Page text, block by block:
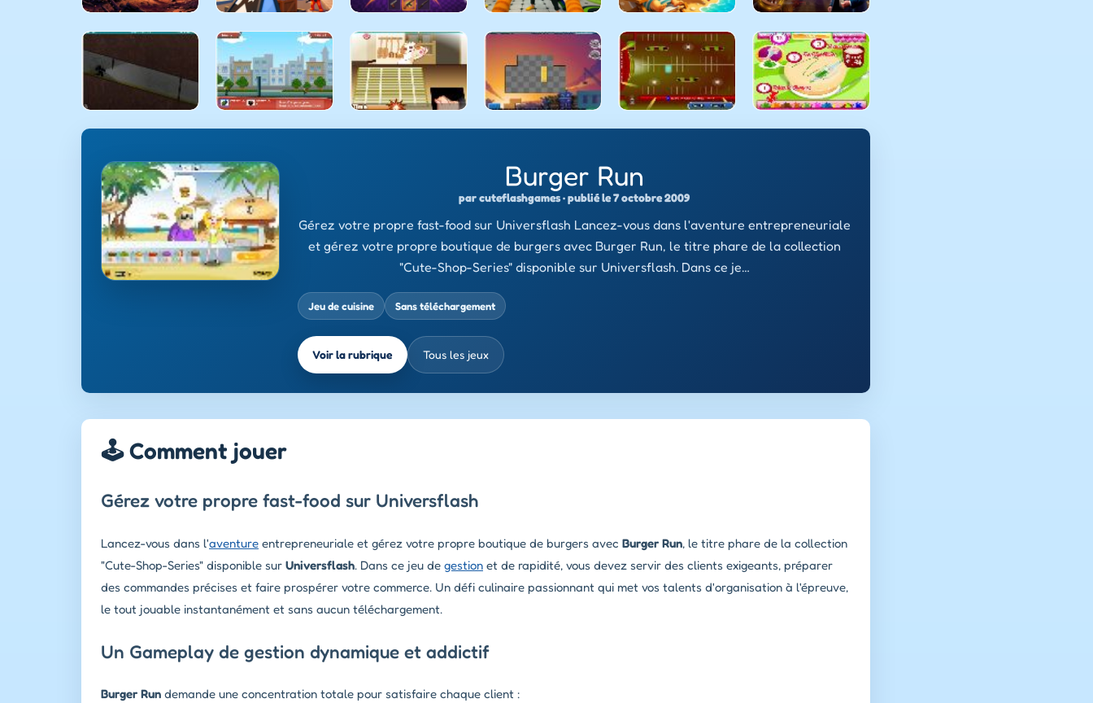
Burger Run
par cuteflashgames · publié le 7 octobre 2009
Gérez votre propre fast-food sur Universflash Lancez-vous dans l'aventure entrepreneuriale
et gérez votre propre boutique de burgers avec Burger Run, le titre phare de la collection
"Cute-Shop-Series" disponible sur Universflash. Dans ce je…
Jeu de cuisine Sans téléchargement
Voir la rubrique Tous les jeux
🕹️ Comment jouer
Gérez votre propre fast-food sur Universflash
Lancez-vous dans l'aventure entrepreneuriale et gérez votre propre boutique de burgers avec Burger Run, le titre phare de la collection
"Cute-Shop-Series" disponible sur Universflash. Dans ce jeu de gestion et de rapidité, vous devez servir des clients exigeants, préparer
des commandes précises et faire prospérer votre commerce. Un défi culinaire passionnant qui met vos talents d'organisation à l'épreuve,
le tout jouable instantanément et sans aucun téléchargement.
Un Gameplay de gestion dynamique et addictif
Burger Run demande une concentration totale pour satisfaire chaque client :